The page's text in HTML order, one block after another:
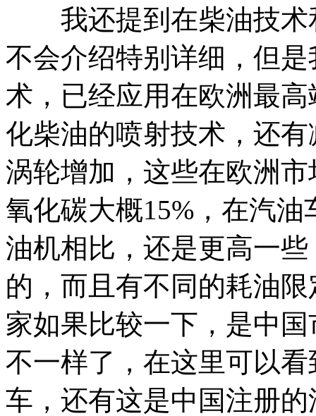
我还提到在柴油技术
不会介绍特别详细，但
术，已经应用在欧洲最
化柴油的喷射技术，还有
涡轮增加，这些在欧洲
氧化碳大概15%，在汽油
油机相比，还是更高一
的，而且有不同的耗油
家如果比较一下，是中
不一样了，在这里可以
车，还有这是中国注册